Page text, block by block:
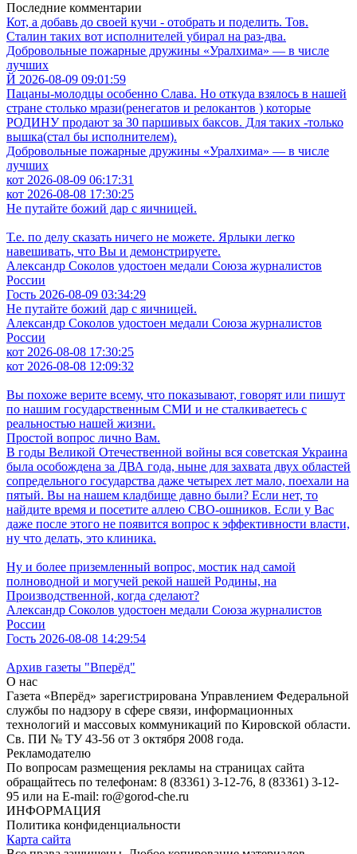
Последние комментарии
Кот, а добавь до своей кучи - отобрать и поделить. Тов.
Сталин таких вот исполнителей убирал на раз-два.
Добровольные пожарные дружины «Уралхима» — в числе
лучших
Й 2026-08-09 09:01:59
Пацаны-молодцы особенно Слава. Но откуда взялось в нашей
стране столько мрази(ренегатов и релокантов ) которые
РОДИНУ продают за 30 паршивых баксов. Для таких -только
вышка(стал бы исполнителем).
Добровольные пожарные дружины «Уралхима» — в числе
лучших
кот 2026-08-09 06:17:31
кот 2026-08-08 17:30:25
Не путайте божий дар с яичницей.
Т.е. по делу сказать ничего не можете. Ярлыки легко
навешивать, что Вы и демонстрируете.
Александр Соколов удостоен медали Союза журналистов
России
Гость 2026-08-09 03:34:29
Не путайте божий дар с яичницей.
Александр Соколов удостоен медали Союза журналистов
России
кот 2026-08-08 17:30:25
кот 2026-08-08 12:09:32
Вы похоже верите всему, что показывают, говорят или пишут
по нашим государственным СМИ и не сталкиваетесь с
реальностью нашей жизни.
Простой вопрос лично Вам.
В годы Великой Отечественной войны вся советская Украина
была особождена за ДВА года, ныне для захвата двух областей
сопредельного государства даже четырех лет мало, поехали на
пятый. Вы на нашем кладбище давно были? Если нет, то
найдите время и посетите аллею СВО-ошников. Если у Вас
даже после этого не появится вопрос к эффективности власти,
ну что делать, это клиника.
Ну и более приземленный вопрос, мостик над самой
полноводной и могучей рекой нашей Родины, на
Производственной, когда сделают?
Александр Соколов удостоен медали Союза журналистов
России
Гость 2026-08-08 14:29:54
Архив газеты "Вперёд"
О нас
Газета «Вперёд» зарегистрирована Управлением Федеральной
службы по надзору в сфере связи, информационных
технологий и массовых коммуникаций по Кировской области.
Св. ПИ № ТУ 43-56 от 3 октября 2008 года.
Рекламодателю
По вопросам размещения рекламы на страницах сайта
обращайтесь по телефонам: 8 (83361) 3-12-76, 8 (83361) 3-12-
95 или на E-mail: ro@gorod-che.ru
ИНФОРМАЦИЯ
Политика конфиденциальности
Карта сайта